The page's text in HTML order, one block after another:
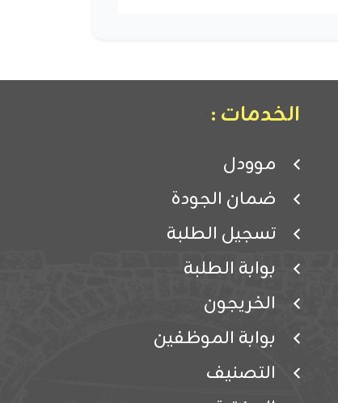
الخدمات :
موودل
ضمان الجودة
تسجيل الطلبة
بوابة الطلبة
الخريجون
بوابة الموظفين
التصنيف